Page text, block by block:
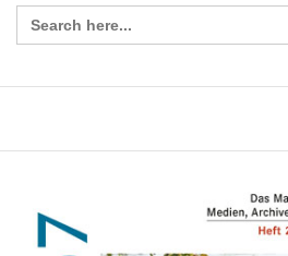
Search
for: